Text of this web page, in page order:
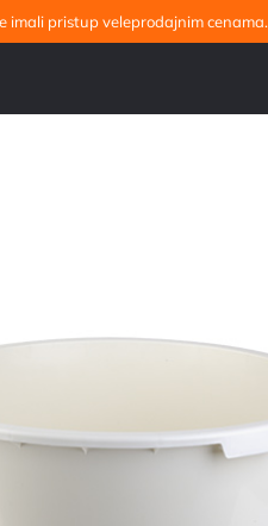
imali pristup veleprodajnim cenama.